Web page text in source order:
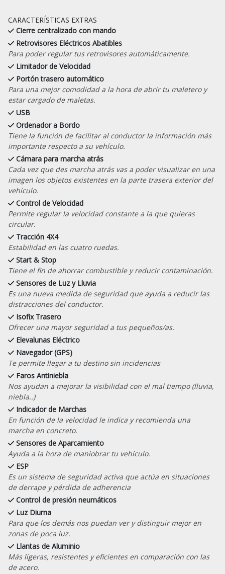
CARACTERÍSTICAS EXTRAS
Cierre centralizado con mando
Retrovisores Eléctricos Abatibles
Para poder regular tus retrovisores automáticamente.
Limitador de Velocidad
Portón trasero automático
Para una mejor comodidad a la hora de abrir tu maletero y
estar cargado de maletas.
USB
Ordenador a Bordo
Tiene la función de facilitar al conductor la información más
importante respecto a su vehículo.
Cámara para marcha atrás
Cada vez que des marcha atrás vas a poder visualizar en una
imagen los objetos existentes en la parte trasera exterior del
vehículo.
Control de Velocidad
Permite regular la velocidad constante a la que quieras
circular.
Tracción 4X4
Estabilidad en las cuatro ruedas.
Start & Stop
Tiene el fin de ahorrar combustible y reducir contaminación.
Sensores de Luz y Lluvia
Es una nueva medida de seguridad que ayuda a reducir las
distracciones del conductor.
Isofix Trasero
Ofrecer una mayor seguridad a tus pequeños/as.
Elevalunas Eléctrico
Navegador (GPS)
Te permite llegar a tu destino sin incidencias
Faros Antiniebla
Nos ayudan a mejorar la visibilidad con el mal tiempo (lluvia,
niebla..)
Indicador de Marchas
En función de la velocidad le indica y recomienda una
marcha en concreto.
Sensores de Aparcamiento
Ayuda a la hora de maniobrar tu vehículo.
ESP
Es un sistema de seguridad activa que actúa en situaciones
de derrape y pérdida de adherencia
Control de presión neumáticos
Luz Diurna
Para que los demás nos puedan ver y distinguir mejor en
zonas de poca luz.
Llantas de Aluminio
Más ligeras, resistentes y eficientes en comparación con las
de acero.